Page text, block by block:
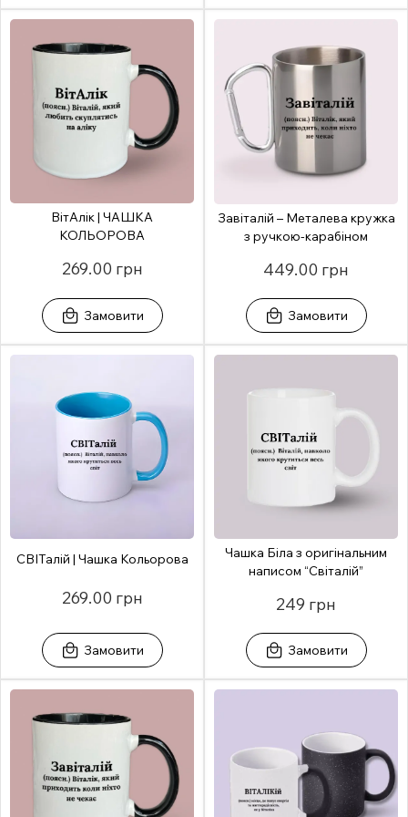
ВітАлік | ЧАШКА
КОЛЬОРОВА
269.00 грн
Замовити
Завіталій – Металева кружка
з ручкою-карабіном
449.00 грн
Замовити
СВІТалій | Чашка Кольорова
269.00 грн
Замовити
Чашка Біла з оригінальним
написом “Світалій”
249 грн
Замовити